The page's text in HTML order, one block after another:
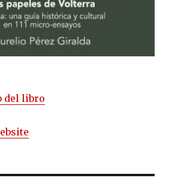
del libro